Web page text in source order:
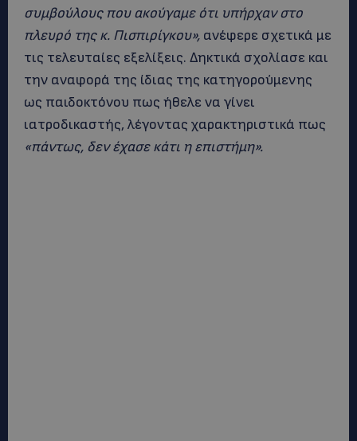
συμβούλους που ακούγαμε ότι υπήρχαν στο
πλευρό της κ. Πισπιρίγκου», ανέφερε σχετικά με
τις τελευταίες εξελίξεις. Δηκτικά σχολίασε και
την αναφορά της ίδιας της κατηγορούμενης
ως παιδοκτόνου πως ήθελε να γίνει
ιατροδικαστής, λέγοντας χαρακτηριστικά πως
«πάντως, δεν έχασε κάτι η επιστήμη».